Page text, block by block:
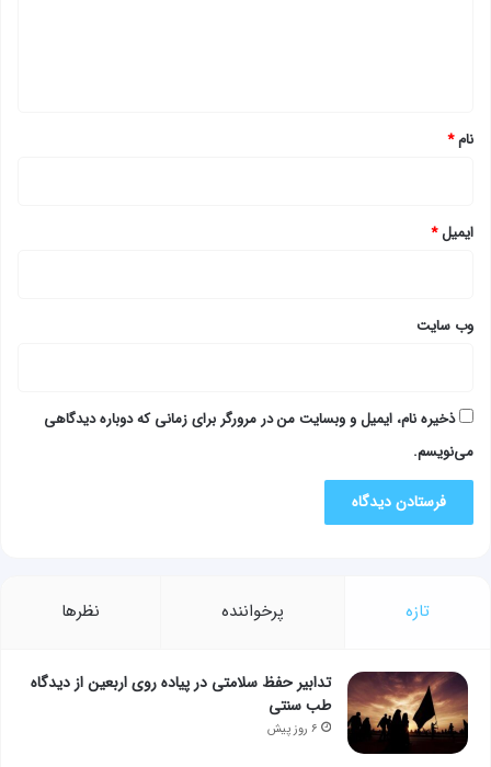
نام*
ایمیل*
وب‌ سایت
ذخیره نام، ایمیل و وبسایت من در مرورگر برای زمانی که دوباره دیدگاهی
می‌نویسم.
تازه پرخواننده نظرها
تدابیر حفظ سلامتی در پیاده روی اربعین از دیدگاه
طب سنتی
۶ روز پیش